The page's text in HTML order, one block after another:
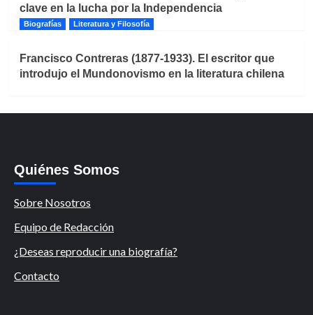
clave en la lucha por la Independencia
Biografías Literatura y Filosofía
Francisco Contreras (1877-1933). El escritor que
introdujo el Mundonovismo en la literatura chilena
Quiénes Somos
Sobre Nosotros
Equipo de Redacción
¿Deseas reproducir una biografía?
Contacto